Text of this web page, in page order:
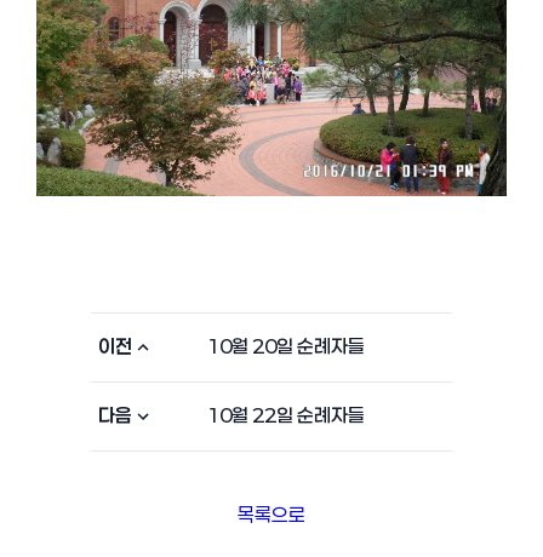
이전 10월 20일 순례자들
다음 10월 22일 순례자들
목록으로